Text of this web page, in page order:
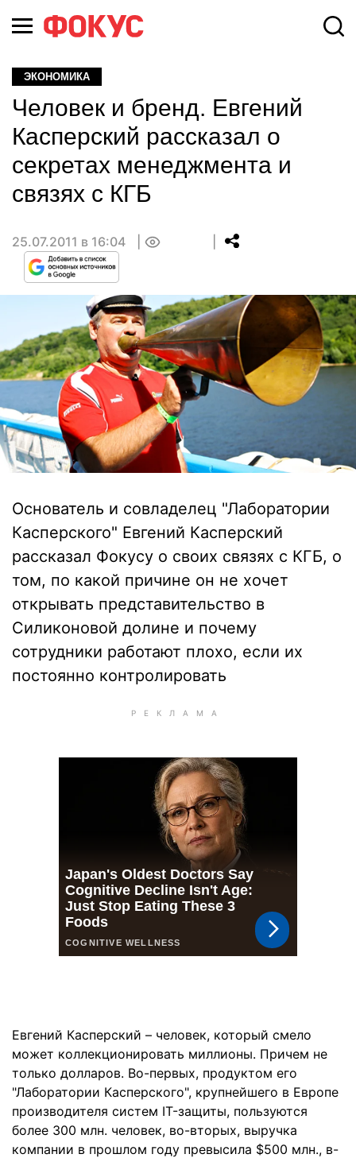
ЭКОНОМИКА
Человек и бренд. Евгений
Касперский рассказал о
секретах менеджмента и
связях с КГБ
25.07.2011 в 16:04
Основатель и совладелец "Лаборатории
Касперского" Евгений Касперский
рассказал Фокусу о своих связях с КГБ, о
том, по какой причине он не хочет
открывать представительство в
Силиконовой долине и почему
сотрудники работают плохо, если их
постоянно контролировать
Евгений Касперский – человек, который смело
может коллекционировать миллионы. Причем не
только долларов. Во-первых, продуктом его
"Лаборатории Касперского", крупнейшего в Европе
производителя систем IT-защиты, пользуются
более 300 млн. человек, во-вторых, выручка
компании в прошлом году превысила $500 млн., в-